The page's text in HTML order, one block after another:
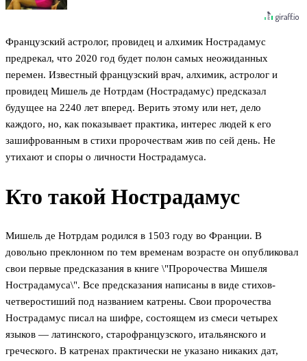
Французский астролог, провидец и алхимик Нострадамус
предрекал, что 2020 год будет полон самых неожиданных
перемен. Известный французский врач, алхимик, астролог и
провидец Мишель де Нотрдам (Нострадамус) предсказал
будущее на 2240 лет вперед. Верить этому или нет, дело
каждого, но, как показывает практика, интерес людей к его
зашифрованным в стихи пророчествам жив по сей день. Не
утихают и споры о личности Нострадамуса.
Кто такой Нострадамус
Мишель де Нотрдам родился в 1503 году во Франции. В
довольно преклонном по тем временам возрасте он опубликовал
свои первые предсказания в книге \"Пророчества Мишеля
Нострадамуса\". Все предсказания написаны в виде стихов-
четверостиший под названием катрены. Свои пророчества
Нострадамус писал на шифре, состоящем из смеси четырех
языков — латинского, старофранцузского, итальянского и
греческого. В катренах практически не указано никаких дат,